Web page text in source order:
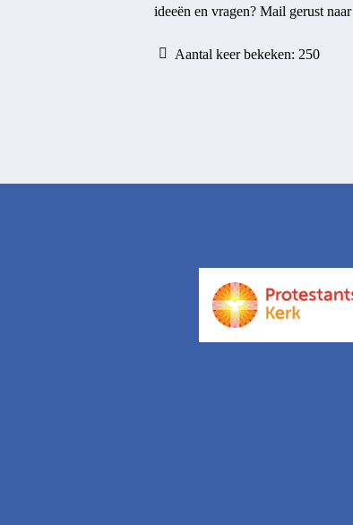
ideeën en vragen? Mail gerust naar
Aantal keer bekeken: 250